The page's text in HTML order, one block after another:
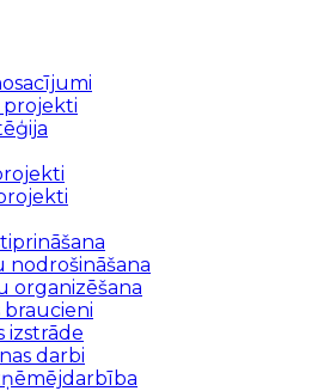
projekti
nodrošināšana
organizēšana
braucieni
izstrāde
darbi